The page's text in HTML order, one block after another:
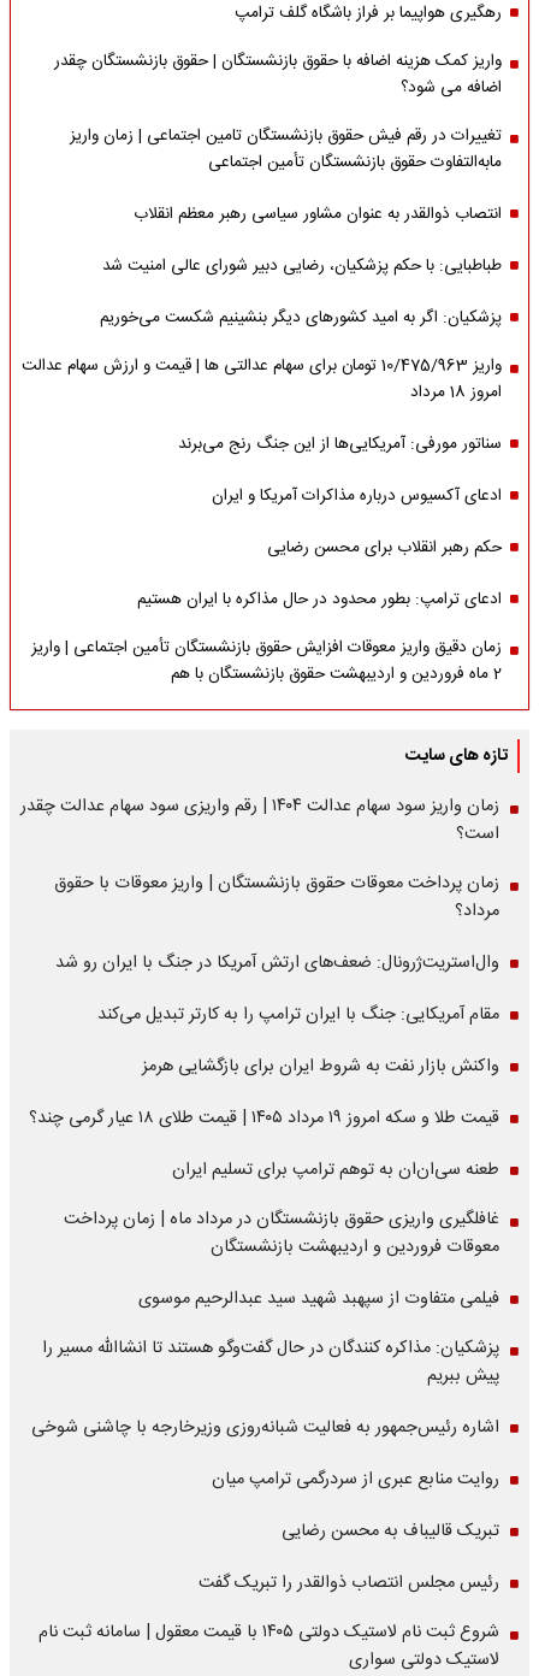
رهگیری هواپیما بر فراز باشگاه گلف ترامپ
واریز کمک هزینه اضافه با حقوق بازنشستگان | حقوق بازنشستگان چقدر
اضافه می شود؟
تغییرات در رقم فیش حقوق بازنشستگان تامین اجتماعی | زمان واریز
مابه‌التفاوت حقوق بازنشستگان تأمین اجتماعی
انتصاب ذوالقدر به عنوان مشاور سیاسی رهبر معظم انقلاب
طباطبایی: با حکم پزشکیان، رضایی دبیر شورای عالی امنیت شد
پزشکیان: اگر به امید کشورهای دیگر بنشینیم شکست می‌خوریم
واریز 10/475/963 تومان برای سهام عدالتی ها | قیمت و ارزش سهام عدالت
امروز 18 مرداد
سناتور مورفی: آمریکایی‌ها از این جنگ رنج می‌برند
ادعای آکسیوس درباره مذاکرات آمریکا و ایران
حکم رهبر انقلاب برای محسن رضایی
ادعای ترامپ: بطور محدود در حال مذاکره با ایران هستیم
زمان دقیق واریز معوقات افزایش حقوق بازنشستگان تأمین اجتماعی | واریز
2 ماه فروردین و اردیبهشت حقوق بازنشستگان با هم
تازه های سایت
زمان واریز سود سهام عدالت ۱۴۰۴ | رقم واریزی سود سهام عدالت چقدر
است؟
زمان پرداخت معوقات حقوق بازنشستگان | واریز معوقات با حقوق
مرداد؟
وال‌استریت‌ژرونال: ضعف‌های ارتش آمریکا در جنگ با ایران رو شد
مقام آمریکایی: جنگ با ایران ترامپ را به کارتر تبدیل می‌کند
واکنش بازار نفت به شروط ایران برای بازگشایی هرمز
قیمت طلا و سکه امروز ۱۹ مرداد ۱۴۰۵ | قیمت طلای ۱۸ عیار گرمی چند؟
طعنه سی‌ان‌ان به توهم ترامپ برای تسلیم ایران
غافلگیری واریزی حقوق بازنشستگان در مرداد ماه | زمان پرداخت
معوقات فروردین و اردیبهشت بازنشستگان
فیلمی متفاوت از سپهبد شهید سید عبدالرحیم موسوی
پزشکیان: مذاکره کنندگان در حال گفت‌وگو هستند تا انشاالله مسیر را
پیش ببریم
اشاره‌ رئیس‌جمهور به فعالیت شبانه‌روزی وزیر‌خارجه با چاشنی شوخی
روایت منابع عبری از سردرگمی ترامپ میان
تبریک قالیباف به محسن رضایی
رئیس مجلس انتصاب ذوالقدر را تبریک گفت
شروع ثبت نام لاستیک دولتی ۱۴۰۵ با قیمت معقول | سامانه ثبت نام
لاستیک دولتی سواری